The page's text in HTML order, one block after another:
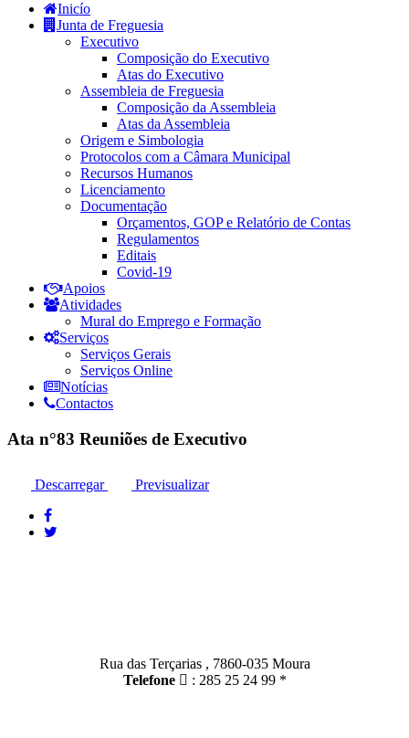
Inicío
Junta de Freguesia
Executivo
Composição do Executivo
Atas do Executivo
Assembleia de Freguesia
Composição da Assembleia
Atas da Assembleia
Origem e Simbologia
Protocolos com a Câmara Municipal
Recursos Humanos
Licenciamento
Documentação
Orçamentos, GOP e Relatório de Contas
Regulamentos
Editais
Covid-19
Apoios
Atividades
Mural do Emprego e Formação
Serviços
Serviços Gerais
Serviços Online
Notícias
Contactos
Ata n°83 Reuniões de Executivo
Descarregar Previsualizar
Rua das Terçarias , 7860-035 Moura
Telefone
: 285 25 24 99 *